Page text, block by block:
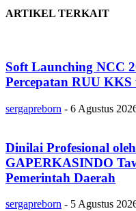
ARTIKEL TERKAIT
Soft Launching NCC
Percepatan RUU
sergapreborn - 6 Agustus
Dinilai Profesional
GAPERKASINDO
Pemerintah Daerah
sergapreborn - 5 Agustus